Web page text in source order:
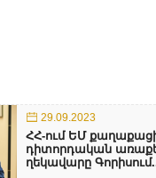
29.09.2023
ՀՀ-ում ԵՄ
դիտորդական
ղեկավարը